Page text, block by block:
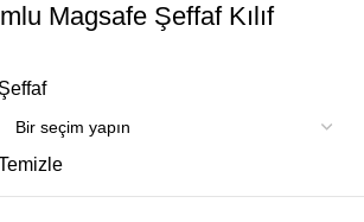
Magsafe Şeffaf Kılıf
Şeffaf